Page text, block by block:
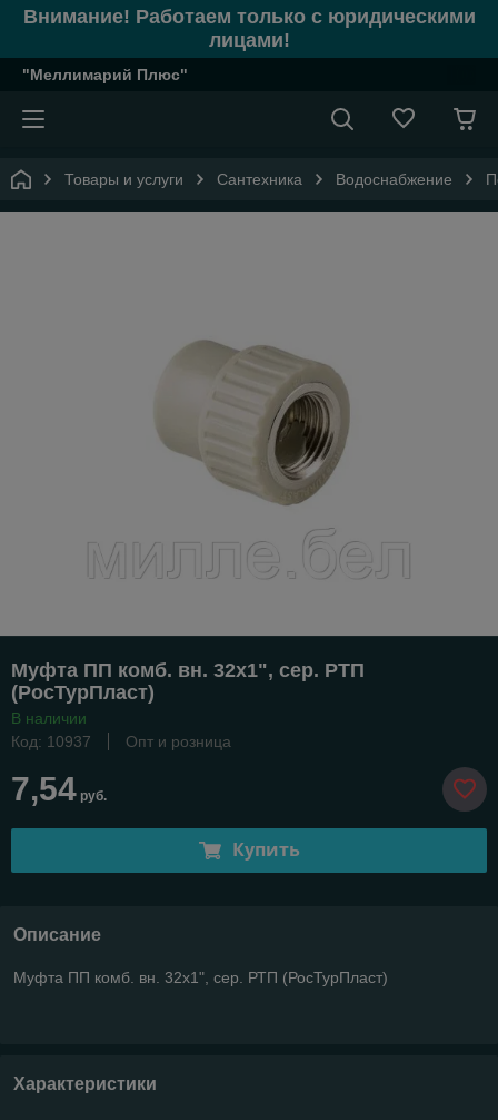
Внимание! Работаем только с юридическими
лицами!
"Меллимарий Плюс"
Товары и услуги Сантехника Водоснабжение
Муфта ПП комб. вн. 32х1", сер. РТП
(РосТурПласт)
В наличии
Код: 10937
Опт и розница
7,54 руб.
Купить
Описание
Муфта ПП комб. вн. 32х1", сер. РТП (РосТурПласт)
Характеристики